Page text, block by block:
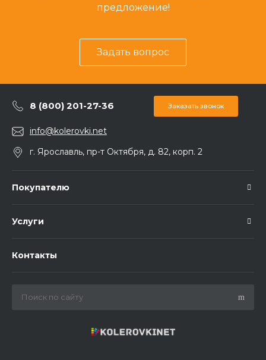
предложение!
Задать вопрос
8 (800) 201-27-36 Заказать звонок
info@kolerovki.net
г. Ярославль, пр-т Октября, д. 82, корп. 2
Покупателю
Услуги
Контакты